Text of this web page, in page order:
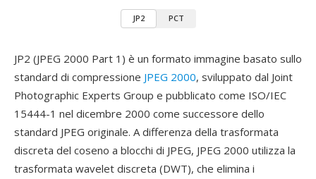
JP2 PCT
JP2 (JPEG 2000 Part 1) è un formato immagine basato sullo
standard di compressione JPEG 2000, sviluppato dal Joint
Photographic Experts Group e pubblicato come ISO/IEC
15444-1 nel dicembre 2000 come successore dello
standard JPEG originale. A differenza della trasformata
discreta del coseno a blocchi di JPEG, JPEG 2000 utilizza la
trasformata wavelet discreta (DWT), che elimina i